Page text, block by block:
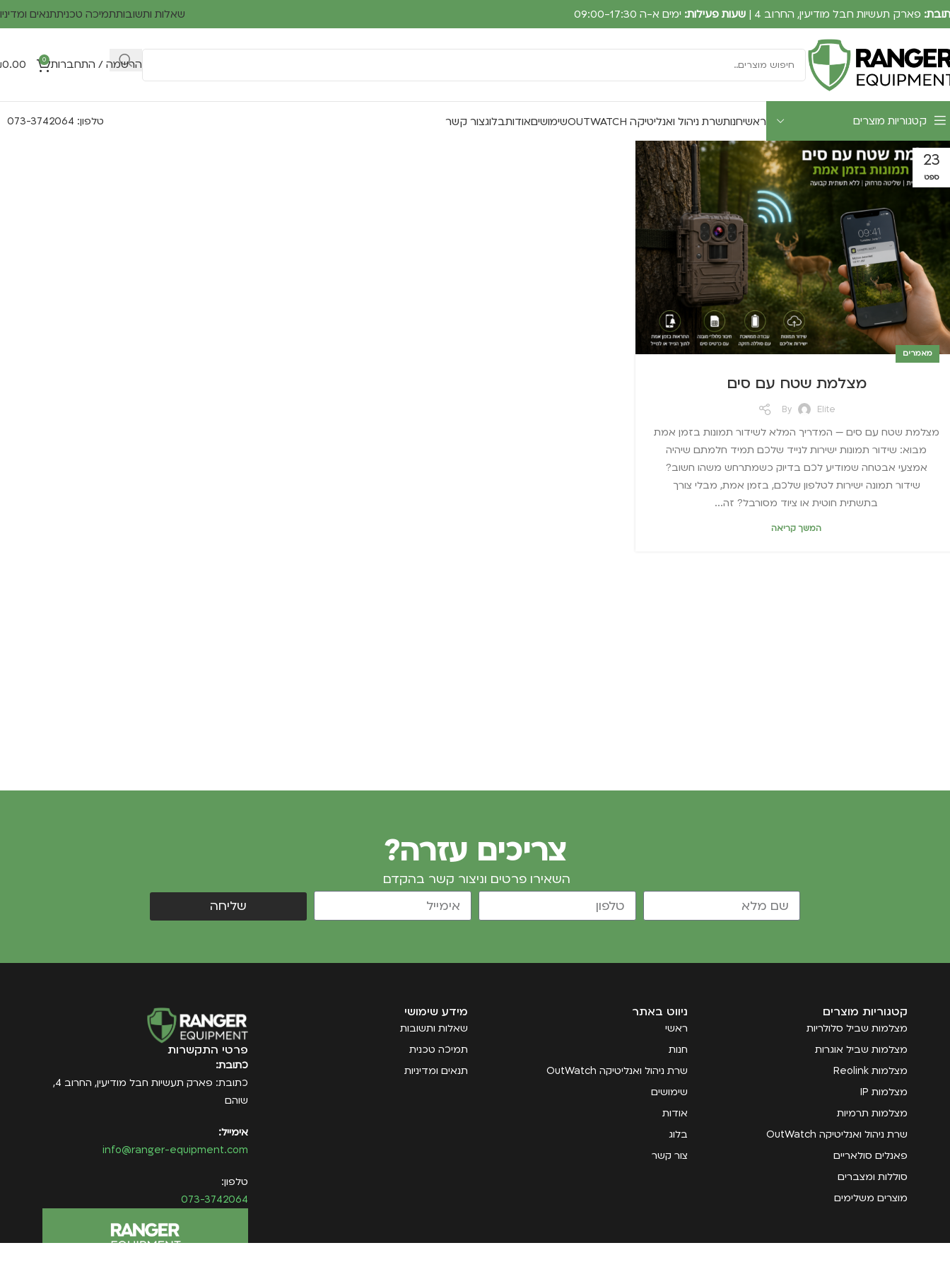
פארק תעשיות חבל מודיעין, החרוב 4 | שעות פעילות: ימים א-ה 09:00-17:30 שאלות ותשובותתמיכה טכניתתנאים
הרשמה / התחברות 0
0.00
קטגוריות מוצרים ראשיחנותשרת ניהול ואנליטיקה OUTWATCH שימושיםאודותבלוגצור קשר טלפון: 073-3742064
23
ספט
מאמרים
מצלמת שטח עם סים
By Elite
מצלמת שטח עם סים — המדריך המלא לשידור תמונות בזמן אמת
מבוא: שידור תמונות ישירות לנייד שלכם תמיד חלמתם שיהיה
אמצעי אבטחה שמודיע לכם בדיוק כשמתרחש משהו חשוב?
שידור תמונה ישירות לטלפון שלכם, בזמן אמת, מבלי צורך
בתשתית חוטית או ציוד מסורבל? זה...
המשך קריאה
שליחה
צריכים עזרה?
השאירו פרטים וניצור קשר בהקדם
קטגוריות מוצרים
מצלמות שביל סלולריות
מצלמות שביל אוגרות
מצלמות Reolink
מצלמות IP
מצלמות תרמיות
שרת ניהול ואנליטיקה OutWatch
פאנלים סולאריים
סוללות ומצברים
מוצרים משלימים
ניווט באתר
ראשי
חנות
שרת ניהול ואנליטיקה OutWatch
שימושים
אודות
בלוג
צור קשר
מידע שימושי
שאלות ותשובות
תמיכה טכנית
תנאים ומדיניות
פרטי התקשרות
כתובת:
כתובת: פארק תעשיות חבל מודיעין, החרוב 4,
שוהם
אימייל:
info@ranger-equipment.com
טלפון:
073-3742064